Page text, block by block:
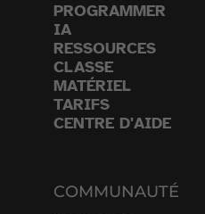
PROGRAMMER
IA
RESSOURCES
CLASSE
MATÉRIEL
TARIFS
CENTRE D'AIDE
COMMUNAUTÉ